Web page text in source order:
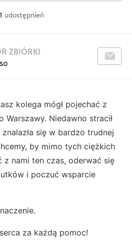
udostępnień
ZBIÓRKI
kolega mógł pojechać z
Warszawy. Niedawno stracił
się w bardzo trudnej
by mimo tych ciężkich
z nami ten czas, oderwać się
i poczuć wsparcie
za każdą pomoc!